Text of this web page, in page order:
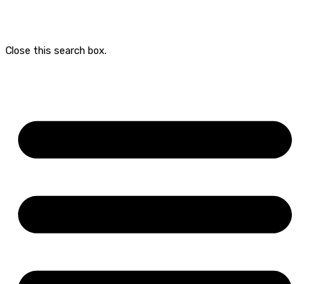
Close this search box.